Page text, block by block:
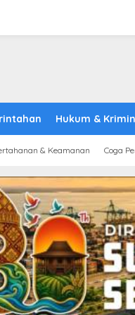
Hukum &
& Keamanan Coga